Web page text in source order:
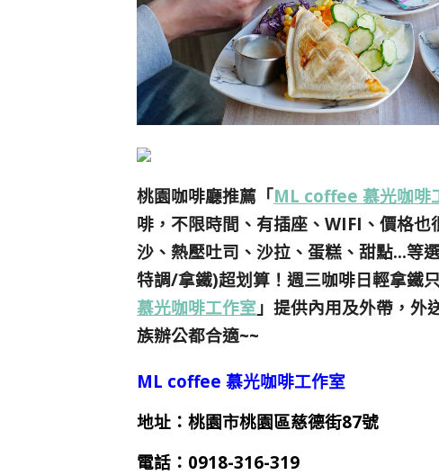
桃園咖啡廳推薦「ML coffee 慕光咖啡
啡，不限時間、有插座、WIFI、價格
沙、熱壓吐司、沙拉、蛋糕、甜點…等
特調/拿鐵)超划算！ 週三咖啡日輕拿鐵
慕光咖啡工作室 」提供內用及外帶，外
族辦公都合適~~
ML coffee 慕光咖啡工作室
地址：桃園市桃園區慈德街87號
電話： 0918-316-319